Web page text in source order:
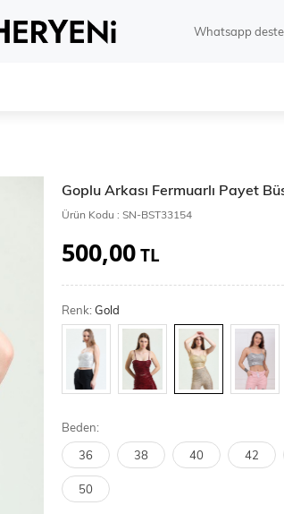
Whatsapp
Goplu Arkası Fermuarlı Payet
Ürün Kodu : SN-BST33154
500,00TL
Renk:Gold
Beden:
36 38 40 42
50